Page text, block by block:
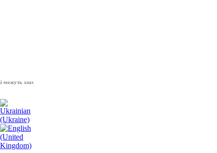
зламати волю народу, - Президент України Володимир Зеленський